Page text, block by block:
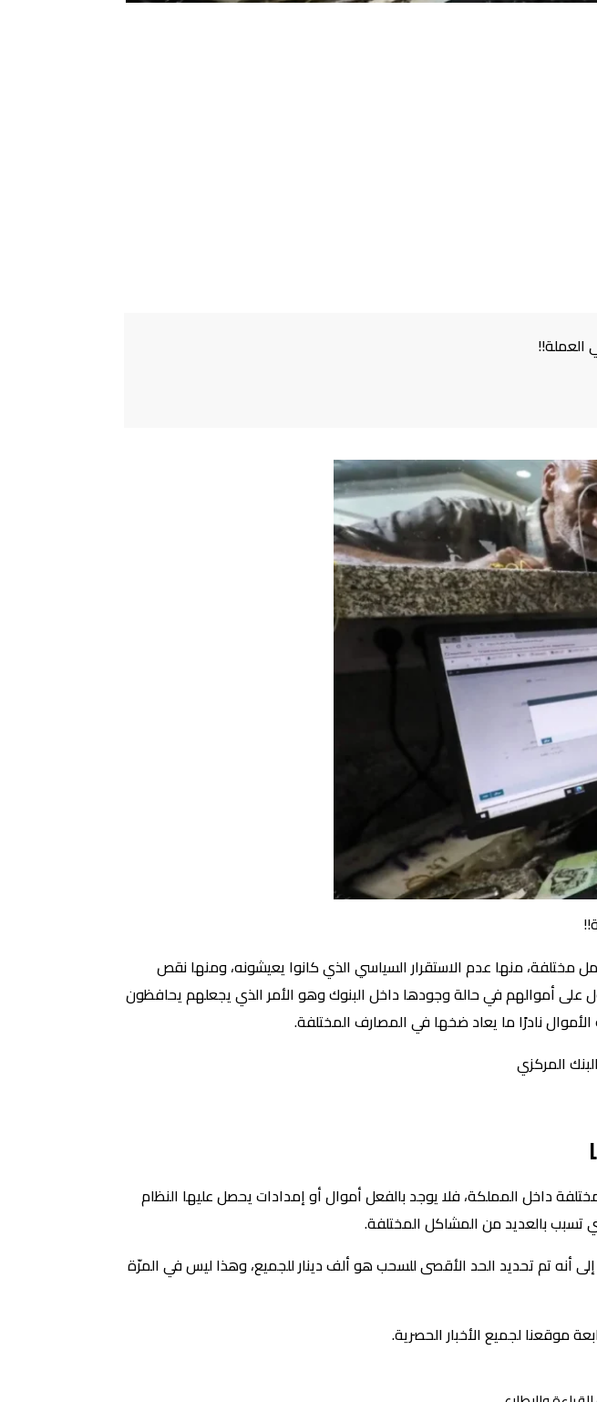
العملة!!
منها عدم الاستقرار السياسي الذي كانوا يعيشونه، ومنها نقص
على أموالهم في حالة وجودها داخل البنوك وهو الأمر الذي يجعلهم يحافظون
نادرًا ما يعاد ضخها في المصارف المختلفة.
داخل المملكة، فلا يوجد بالفعل أموال أو إمدادات يحصل عليها النظام
تسبب بالعديد من المشاكل المختلفة.
ليبيا، بالإضافة إلى أنه تم تحديد الحد الأقصى للسحب هو ألف دينار للجميع، وهذا ليس في المرّة
موقعنا لجميع الأخبار الحصرية.